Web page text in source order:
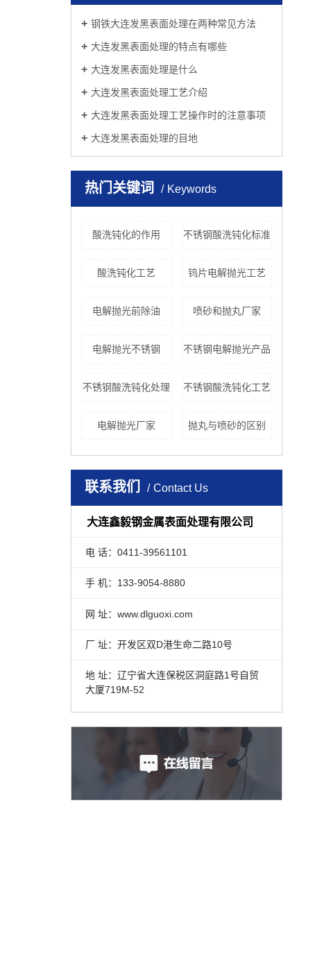
钢铁大连发黑表面处理在两种常见方法
大连发黑表面处理的特点有哪些
大连发黑表面处理是什么
大连发黑表面处理工艺介绍
大连发黑表面处理工艺操作时的注意事项
大连发黑表面处理的目地
热门关键词 Keywords
酸洗钝化的作用 不锈钢酸洗钝化标准
酸洗钝化工艺 钨片电解抛光工艺
电解抛光前除油 喷砂和抛丸厂家
电解抛光不锈钢 不锈钢电解抛光产品
不锈钢酸洗钝化处理 不锈钢酸洗钝化工艺
电解抛光厂家 抛丸与喷砂的区别
联系我们 Contact Us
大连鑫毅钢金属表面处理有限公司
电 话：0411-39561101
手 机：133-9054-8880
网 址：www.dlguoxi.com
厂 址：开发区双D港生命二路10号
地 址：辽宁省大连保税区洞庭路1号自贸
大厦719M-52